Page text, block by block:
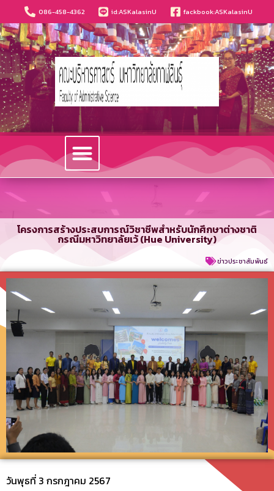
086-458-4362 id:ASKalasinU fackbook:ASKalasinU
โครงการสร้างประสบการณ์วิชาชีพสำหรับนักศึกษาต่างชาติ
กรณีมหาวิทยาลัยเว้ (Hue University)
ข่าวประชาสัมพันธ์
วันพุธที่ 3 กรกฎาคม 2567